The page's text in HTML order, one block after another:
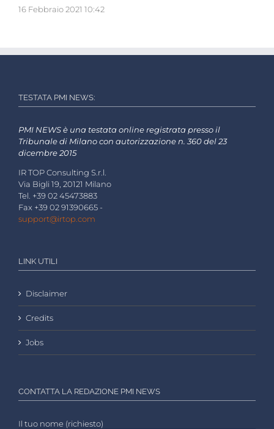
16 Febbraio 2021 10:42
TESTATA PMI NEWS:
PMI NEWS è una testata online registrata presso il
Tribunale di Milano con autorizzazione n. 360 del 23
dicembre 2015
IR TOP Consulting S.r.l.
Via Bigli 19, 20121 Milano
Tel. +39 02 45473883
Fax +39 02 91390665 -
support@irtop.com
LINK UTILI
Disclaimer
Credits
Jobs
CONTATTA LA REDAZIONE PMI NEWS
Il tuo nome (richiesto)